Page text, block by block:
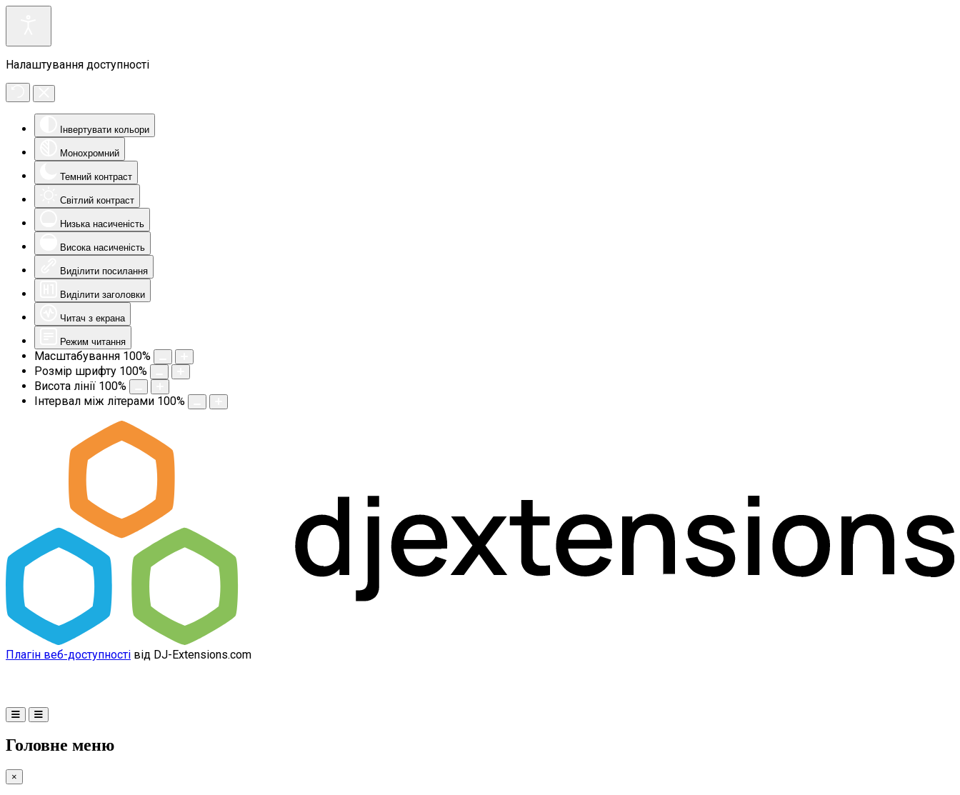
Налаштування доступності
Інвертувати кольори
Монохромний
Темний контраст
Світлий контраст
Низька насиченість
Висока насиченість
Виділити посилання
Виділити заголовки
Читач з екрана
Режим читання
Масштабування 100%
Розмір шрифту 100%
Висота лінії 100%
Інтервал між літерами 100%
Плагін веб-доступності від DJ-Extensions.com
Головне меню
×